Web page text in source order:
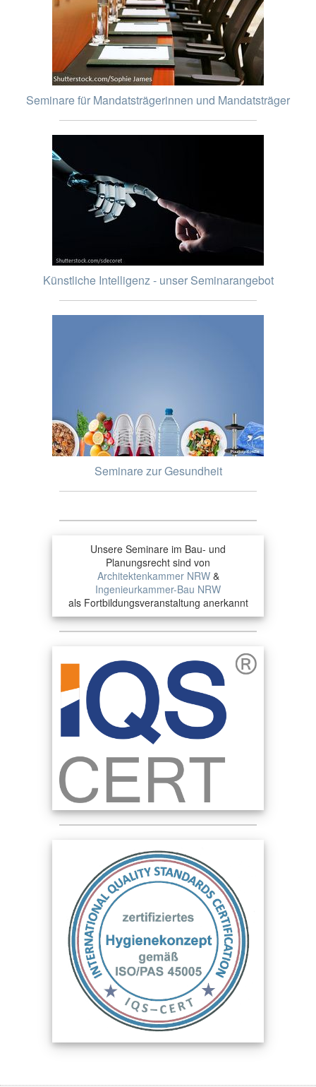
Seminare für Mandatsträgerinnen und Mandatsträger
Künstliche Intelligenz - unser Seminarangebot
Seminare zur Gesundheit
Unsere Seminare im Bau- und
Planungsrecht sind von
Architektenkammer NRW&
Ingenieurkammer-Bau NRW
als Fortbildungsveranstaltung anerkannt